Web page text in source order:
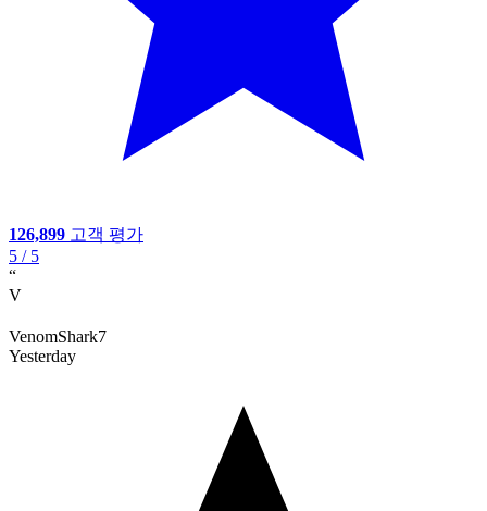
126,899 고객 평가
5 / 5
“
V
VenomShark7
Yesterday